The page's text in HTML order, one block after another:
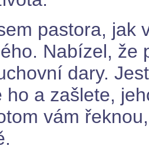
pastora, jak
Nabízel, že
dary.
ho a zašlete,
vám